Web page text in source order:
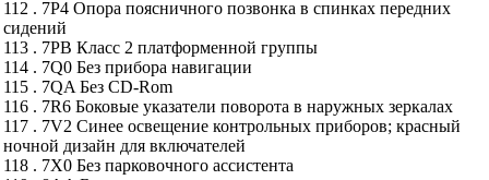
112 . 7P4 Опора поясничного позвонка в спинках передних
сидений
113 . 7PB Класс 2 платформенной группы
114 . 7Q0 Без прибора навигации
115 . 7QA Без CD-Rom
116 . 7R6 Боковые указатели поворота в наружных зеркалах
117 . 7V2 Синее освещение контрольных приборов; красный
ночной дизайн для включателей
118 . 7X0 Без парковочного ассистента